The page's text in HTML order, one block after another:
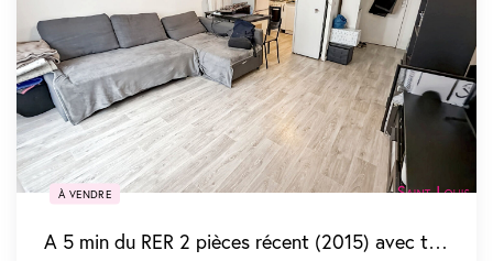
À VENDRE
A 5 min du RER 2 pièces récent (2015) avec terrasse et parking